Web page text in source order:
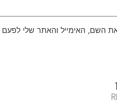
השם, האימייל והאתר שלי